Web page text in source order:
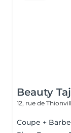
Beauty
12, rue de
Coupe + Barbe